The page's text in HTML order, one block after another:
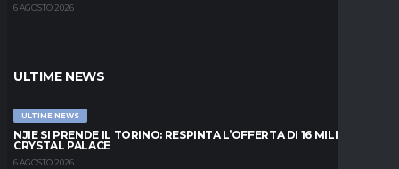
6 AGOSTO 2026
ULTIME NEWS
ULTIME NEWS
NJIE SI PRENDE IL TORINO: RESPINTA L’OFFERTA DI 16 MILIONI DAL
CRYSTAL PALACE
6 AGOSTO 2026